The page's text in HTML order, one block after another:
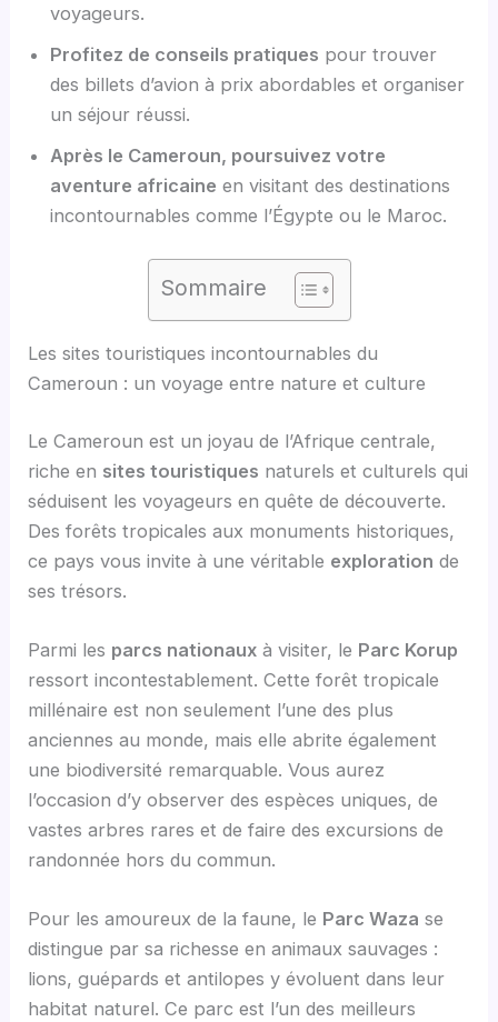
voyageurs.
Profitez de conseils pratiques pour trouver
des billets d’avion à prix abordables et organiser
un séjour réussi.
Après le Cameroun, poursuivez votre
aventure africaine en visitant des destinations
incontournables comme l’Égypte ou le Maroc.
Sommaire
Les sites touristiques incontournables du
Cameroun : un voyage entre nature et culture
Le Cameroun est un joyau de l’Afrique centrale,
riche en sites touristiques naturels et culturels qui
séduisent les voyageurs en quête de découverte.
Des forêts tropicales aux monuments historiques,
ce pays vous invite à une véritable exploration de
ses trésors.
Parmi les parcs nationaux à visiter, le Parc Korup
ressort incontestablement. Cette forêt tropicale
millénaire est non seulement l’une des plus
anciennes au monde, mais elle abrite également
une biodiversité remarquable. Vous aurez
l’occasion d’y observer des espèces uniques, de
vastes arbres rares et de faire des excursions de
randonnée hors du commun.
Pour les amoureux de la faune, le Parc Waza se
distingue par sa richesse en animaux sauvages :
lions, guépards et antilopes y évoluent dans leur
habitat naturel. Ce parc est l’un des meilleurs